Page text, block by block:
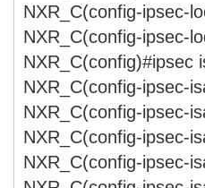
NXR_C(config-ipsec-
NXR_C(config-ipsec-
NXR_C(config)#ipsec
NXR_C(config-ipsec-
NXR_C(config-ipsec-
NXR_C(config-ipsec-
NXR_C(config-ipsec-